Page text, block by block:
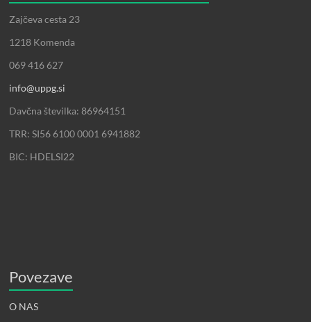
Zajčeva cesta 23
1218 Komenda
069 416 627
info@uppg.si
Davčna številka: 86964151
TRR: SI56 6100 0001 6941882
BIC: HDELSI22
Povezave
O NAS